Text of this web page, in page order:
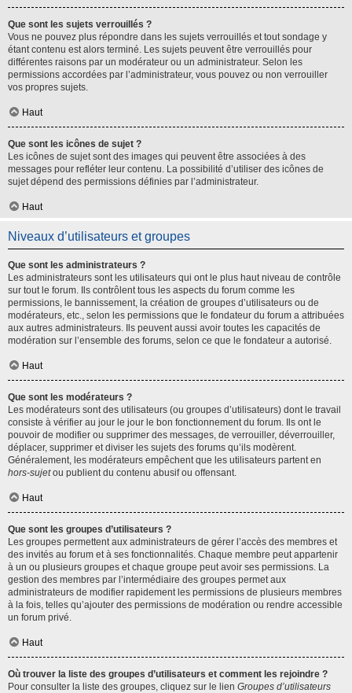
Que sont les sujets verrouillés ?
Vous ne pouvez plus répondre dans les sujets verrouillés et tout sondage y
étant contenu est alors terminé. Les sujets peuvent être verrouillés pour
différentes raisons par un modérateur ou un administrateur. Selon les
permissions accordées par l’administrateur, vous pouvez ou non verrouiller
vos propres sujets.
Haut
Que sont les icônes de sujet ?
Les icônes de sujet sont des images qui peuvent être associées à des
messages pour refléter leur contenu. La possibilité d’utiliser des icônes de
sujet dépend des permissions définies par l’administrateur.
Haut
Niveaux d’utilisateurs et groupes
Que sont les administrateurs ?
Les administrateurs sont les utilisateurs qui ont le plus haut niveau de contrôle
sur tout le forum. Ils contrôlent tous les aspects du forum comme les
permissions, le bannissement, la création de groupes d’utilisateurs ou de
modérateurs, etc., selon les permissions que le fondateur du forum a attribuées
aux autres administrateurs. Ils peuvent aussi avoir toutes les capacités de
modération sur l’ensemble des forums, selon ce que le fondateur a autorisé.
Haut
Que sont les modérateurs ?
Les modérateurs sont des utilisateurs (ou groupes d’utilisateurs) dont le travail
consiste à vérifier au jour le jour le bon fonctionnement du forum. Ils ont le
pouvoir de modifier ou supprimer des messages, de verrouiller, déverrouiller,
déplacer, supprimer et diviser les sujets des forums qu’ils modèrent.
Généralement, les modérateurs empêchent que les utilisateurs partent en
hors-sujetou publient du contenu abusif ou offensant.
Haut
Que sont les groupes d’utilisateurs ?
Les groupes permettent aux administrateurs de gérer l’accès des membres et
des invités au forum et à ses fonctionnalités. Chaque membre peut appartenir
à un ou plusieurs groupes et chaque groupe peut avoir ses permissions. La
gestion des membres par l’intermédiaire des groupes permet aux
administrateurs de modifier rapidement les permissions de plusieurs membres
à la fois, telles qu’ajouter des permissions de modération ou rendre accessible
un forum privé.
Haut
Où trouver la liste des groupes d’utilisateurs et comment les rejoindre ?
Pour consulter la liste des groupes, cliquez sur le lien Groupes d’utilisateurs